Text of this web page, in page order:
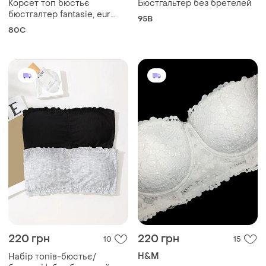
Корсет топ бюстьє
бюстгалтер fantasie, eur
80c
80C
Бюстгальтер без бретелей
95B
220 грн 10
Набір топів-бюстьє/
220 грн 15
H&M